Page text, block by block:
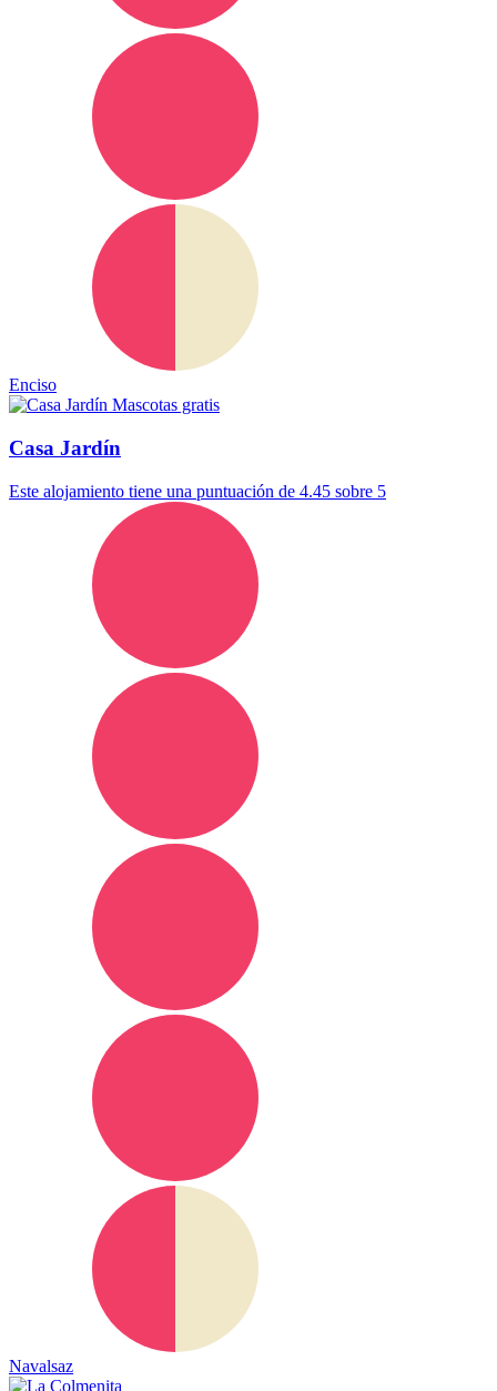
Enciso
Mascotas gratis
Casa Jardín
Este alojamiento tiene una puntuación de 4.45 sobre 5
Navalsaz